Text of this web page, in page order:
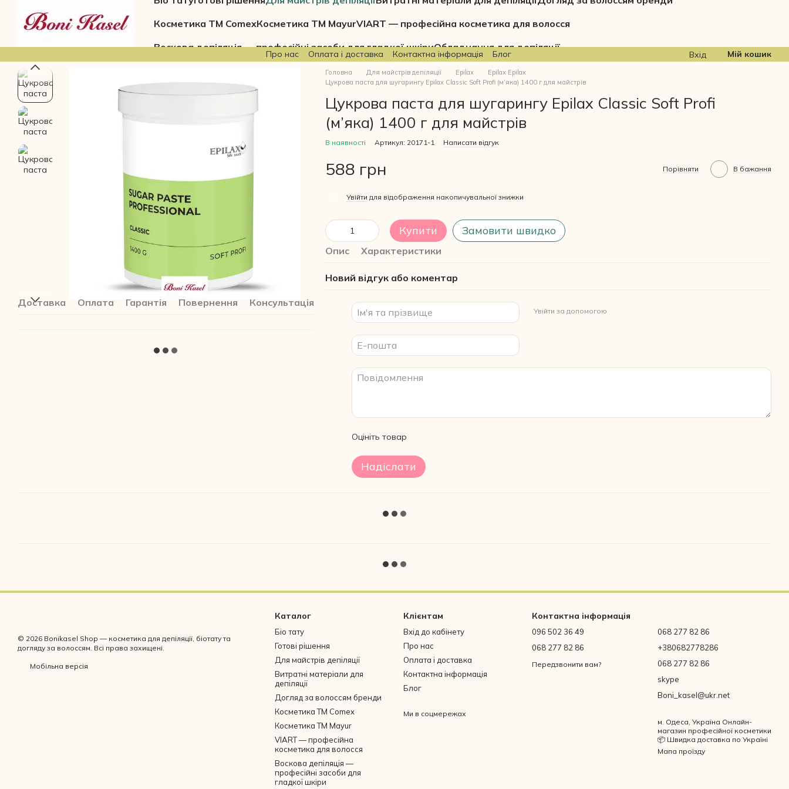
Косметика ТМ ComexКосметика ТМ MayurVIART — професійна косметика для волосся
Воскова депіляція — професійні засоби для гладкої шкіриОбладнання для депіляції
Про нас Оплата і доставка Контактна інформація Блог Вхід Мій кошик
Доставка Оплата Гарантія Повернення Консультація
Головна Для майстрів депіляції Epilax
Epilax Epilax
Цукрова паста для шугарингу Epilax Classic Soft Profi (м’яка) 1400 г для майстрів
Цукрова паста для шугарингу Epilax Classic Soft Profi
(м’яка) 1400 г для майстрів
В наявності Артикул: 20171-1 Написати відгук
588 грн Порівняти В бажання
Увійти для відображення накопичувальної знижки
Купити Замовити швидко
Опис Характеристики
Новий відгук або коментар
Увійти за допомогою
Оцініть товар
Надіслати
© 2026 Bonikasel Shop — косметика для депіляції, біотату та
догляду за волоссям. Всі права захищені.
Мобільна версія
Каталог
Біо тату
Готові рішення
Для майстрів депіляції
Витратні матеріали для
депіляції
Догляд за волоссям бренди
Косметика ТМ Comex
Косметика ТМ Mayur
VIART — професійна
косметика для волосся
Воскова депіляція —
професійні засоби для
гладкої шкіри
Клієнтам
Вхід до кабінету
Про нас
Оплата і доставка
Контактна інформація
Блог
Ми в соцмережах
Контактна інформація
096 502 36 49
068 277 82 86
Передзвонити вам?
068 277 82 86
+380682778286
068 277 82 86
skype
Boni_kasel@ukr.net
м. Одеса, Україна Онлайн-
магазин професійної косметики
📦 Швидка доставка по Україні
Мапа проїзду